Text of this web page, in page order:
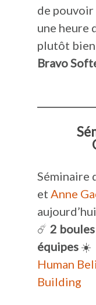
de pouvoir
une heure
plutôt
Bravo
Séminaire
et Anne
☄️ 2
équipes ☀️
Human
Building